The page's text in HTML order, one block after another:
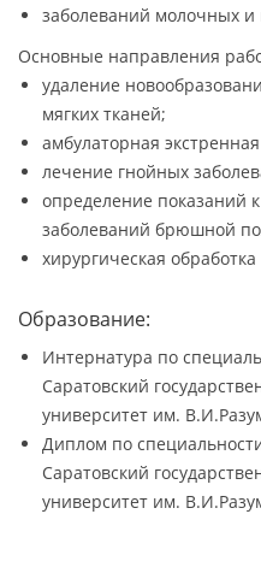
заболеваний молочных и
Основные направления
удаление
мягких тканей;
амбулаторная
лечение гнойных
определение показаний
заболеваний брюшной
хирургическая
Образование:
Интернатура по
Саратовский
университет им.
Диплом по
Саратовский
университет им.